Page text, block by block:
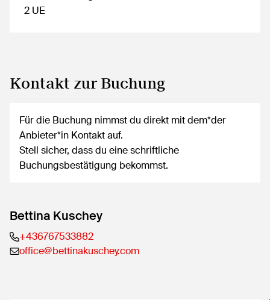
2 UE
Kontakt zur Buchung
Für die Buchung nimmst du direkt mit dem*der
Anbieter*in Kontakt auf.
Stell sicher, dass du eine schriftliche
Buchungsbestätigung bekommst.
Bettina Kuschey
+436767533882
office@bettinakuschey.com